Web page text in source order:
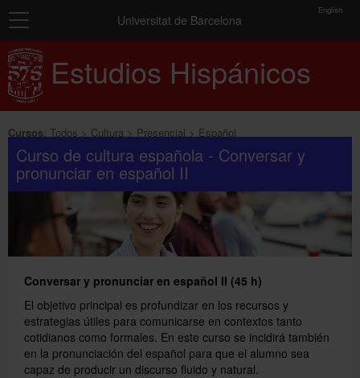
Matrícula
Resumen
de
los
grupos
seleccionados
No
Añadir más grupos
Navegación Universitat de Barcelona
toolbar
English
Estudios Hispánicos
Inicio
Exámenes y certificados
Conócenos
Más información
Cursos: Todos Cultura Presencial Español
Curso de cultura española - Conversar y
pronunciar en español II
Conversar y pronunciar en español II (45 h)
El objetivo principal es profundizar en los recursos y
estrategias útiles para comunicarse en contextos tanto
cotidianos como formales. En este curso se incidirá también
en la pronunciación del español para que el alumno sea
capaz de producir un discurso fluido y natural.